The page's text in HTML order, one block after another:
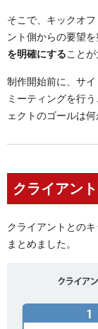
そこで、キックオ
ント側からの要望を
を明確にすることが
制作開始前に、サ
ミーティングを行
ェクトのゴールは
クライアン
クライアントとの
まとめました。